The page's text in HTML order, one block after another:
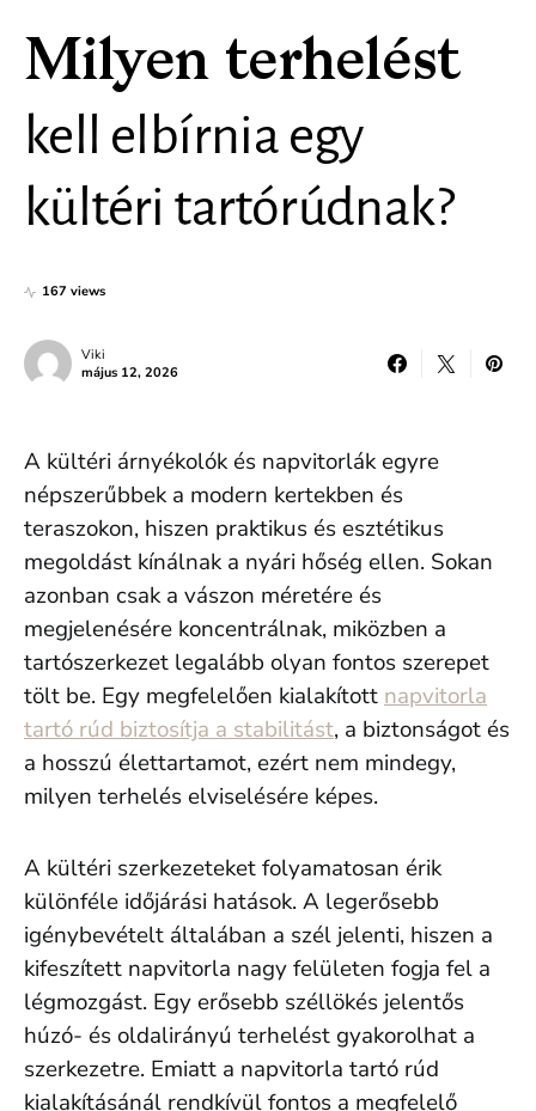
Milyen terhelést
kell elbírnia egy
kültéri tartórúdnak?
167 views
Viki
május 12, 2026
A kültéri árnyékolók és napvitorlák egyre
népszerűbbek a modern kertekben és
teraszokon, hiszen praktikus és esztétikus
megoldást kínálnak a nyári hőség ellen. Sokan
azonban csak a vászon méretére és
megjelenésére koncentrálnak, miközben a
tartószerkezet legalább olyan fontos szerepet
tölt be. Egy megfelelően kialakított napvitorla
tartó rúd biztosítja a stabilitást, a biztonságot és
a hosszú élettartamot, ezért nem mindegy,
milyen terhelés elviselésére képes.
A kültéri szerkezeteket folyamatosan érik
különféle időjárási hatások. A legerősebb
igénybevételt általában a szél jelenti, hiszen a
kifeszített napvitorla nagy felületen fogja fel a
légmozgást. Egy erősebb széllökés jelentős
húzó- és oldalirányú terhelést gyakorolhat a
szerkezetre. Emiatt a napvitorla tartó rúd
kialakításánál rendkívül fontos a megfelelő